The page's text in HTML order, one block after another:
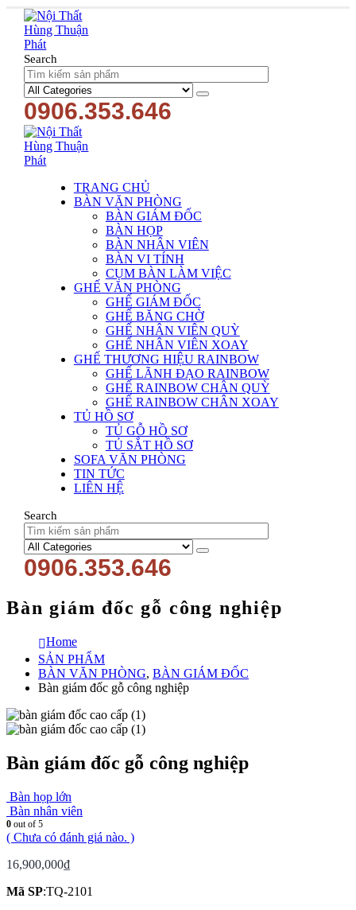
Search
0906.353.646
TRANG CHỦ
BÀN VĂN PHÒNG
BÀN GIÁM ĐỐC
BÀN HỌP
BÀN NHÂN VIÊN
BÀN VI TÍNH
CỤM BÀN LÀM VIỆC
GHẾ VĂN PHÒNG
GHẾ GIÁM ĐỐC
GHẾ BĂNG CHỜ
GHẾ NHÂN VIÊN QUỲ
GHẾ NHÂN VIÊN XOAY
GHẾ THƯƠNG HIỆU RAINBOW
GHẾ LÃNH ĐẠO RAINBOW
GHẾ RAINBOW CHÂN QUỲ
GHẾ RAINBOW CHÂN XOAY
TỦ HỒ SƠ
TỦ GỖ HỒ SƠ
TỦ SẮT HỒ SƠ
SOFA VĂN PHÒNG
TIN TỨC
LIÊN HỆ
Search
0906.353.646
Bàn giám đốc gỗ công nghiệp
Home
SẢN PHẨM
BÀN VĂN PHÒNG, BÀN GIÁM ĐỐC
Bàn giám đốc gỗ công nghiệp
Bàn giám đốc gỗ công nghiệp
Bàn họp lớn
Bàn nhân viên
0 out of 5
( Chưa có đánh giá nào. )
16,900,000₫
Mã SP:TQ-2101